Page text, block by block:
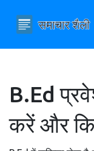
B.Ed
करें और